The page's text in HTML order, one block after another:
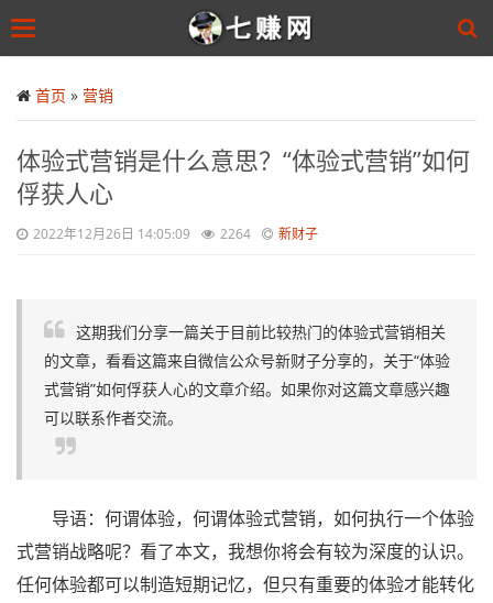
to
main
Toggle
首页 » 营销
体验式营销是什么意思？“体验式营销”如何
俘获人心
2022年12月26日 14:05:09 2264 新财子
这期我们分享一篇关于目前比较热门的体验式营销相关
的文章，看看这篇来自微信公众号新财子分享的，关于“体验
式营销”如何俘获人心的文章介绍。如果你对这篇文章感兴趣
可以联系作者交流。
导语：何谓体验，何谓体验式营销，如何执行一个体验
式营销战略呢？看了本文，我想你将会有较为深度的认识。
任何体验都可以制造短期记忆，但只有重要的体验才能转化